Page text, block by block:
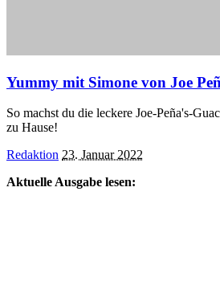
Yummy mit Simone von Joe
So machst du die leckere Joe-Peña's-
zu Hause!
Posted
Redaktion 23. Januar 2022
Aktuelle Ausgabe lesen: